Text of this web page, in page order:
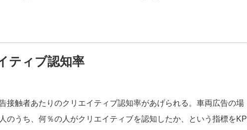
ティブ認知率
接触者あたりのクリエイティブ認知率があげられる。車両広告の場
のうち、何％の人がクリエイティブを認知したか、という指標をKPI